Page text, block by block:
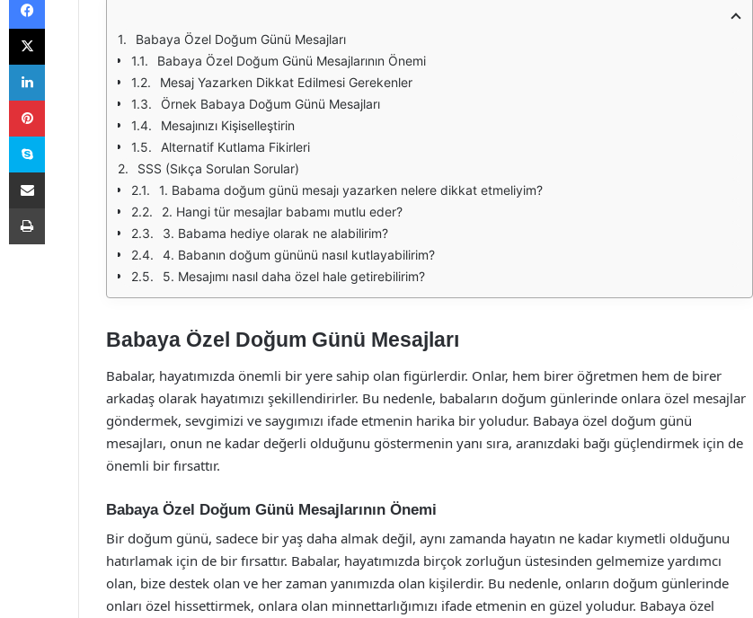
Babaya Özel Doğum Günü Mesajları
Babaya Özel Doğum Günü Mesajlarının Önemi
Mesaj Yazarken Dikkat Edilmesi Gerekenler
Örnek Babaya Doğum Günü Mesajları
Mesajınızı Kişiselleştirin
Alternatif Kutlama Fikirleri
SSS (Sıkça Sorulan Sorular)
1. Babama doğum günü mesajı yazarken nelere dikkat etmeliyim?
2. Hangi tür mesajlar babamı mutlu eder?
3. Babama hediye olarak ne alabilirim?
4. Babanın doğum gününü nasıl kutlayabilirim?
5. Mesajımı nasıl daha özel hale getirebilirim?
Babaya Özel Doğum Günü Mesajları
Babalar, hayatımızda önemli bir yere sahip olan figürlerdir. Onlar, hem birer öğretmen hem de birer
arkadaş olarak hayatımızı şekillendirirler. Bu nedenle, babaların doğum günlerinde onlara özel mesajlar
göndermek, sevgimizi ve saygımızı ifade etmenin harika bir yoludur. Babaya özel doğum günü
mesajları, onun ne kadar değerli olduğunu göstermenin yanı sıra, aranızdaki bağı güçlendirmek için de
önemli bir fırsattır.
Babaya Özel Doğum Günü Mesajlarının Önemi
Bir doğum günü, sadece bir yaş daha almak değil, aynı zamanda hayatın ne kadar kıymetli olduğunu
hatırlamak için de bir fırsattır. Babalar, hayatımızda birçok zorluğun üstesinden gelmemize yardımcı
olan, bize destek olan ve her zaman yanımızda olan kişilerdir. Bu nedenle, onların doğum günlerinde
onları özel hissettirmek, onlara olan minnettarlığımızı ifade etmenin en güzel yoludur. Babaya özel
X
LinkedIn
Pinterest
Skype
E-Posta ile paylaş